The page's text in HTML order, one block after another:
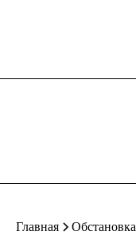
Главная Обстановка